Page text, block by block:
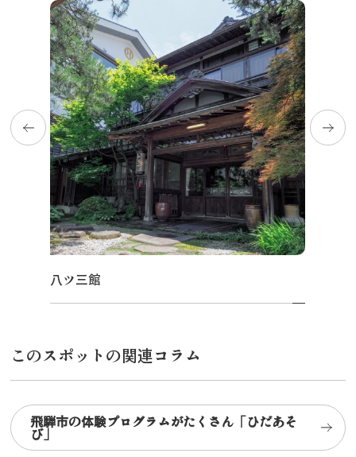
八ツ三館
このスポットの関連コラム
飛騨市の体験プログラムがたくさん「ひだあそ
び」